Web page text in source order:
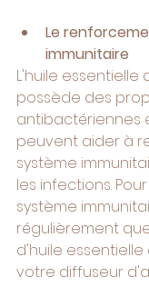
Le
immunitaire
L'huile essentielle
possède des
antibactériennes
peuvent aider à
système
les infections.
système
régulièrement
d'huile
votre diffuseur